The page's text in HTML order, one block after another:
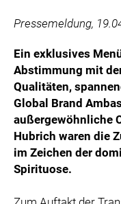
CULINARIUS
VIER HOCH VIER
ALFIES
HANNERSBERG
WILHELM-EXNER-
ADMIRAL SPORTWETTEN
EWP RECYCLING PFAND
Pressemeldung,
Ein exklusives
Abstimmung mit
Qualitäten,
Global Brand
außergewöhnliche
Hubrich waren die
im Zeichen der
Spirituose.